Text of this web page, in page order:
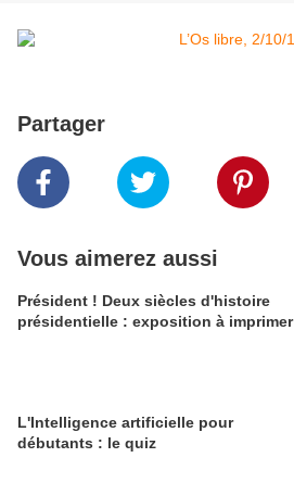
Partager
Vous aimerez aussi
Président ! Deux siècles d'histoire
présidentielle : exposition à imprimer
L'Intelligence artificielle pour
débutants : le quiz